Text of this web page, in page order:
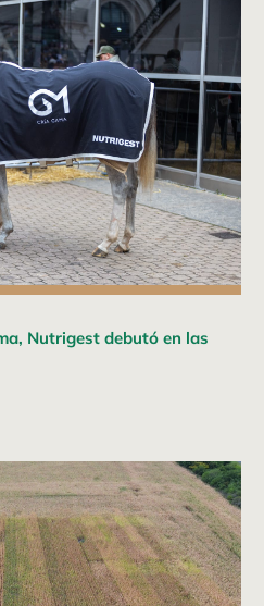
Nutrigest debutó en las